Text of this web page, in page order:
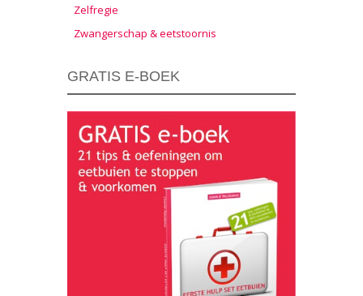
Zelfregie
Zwangerschap & eetstoornis
GRATIS E-BOEK